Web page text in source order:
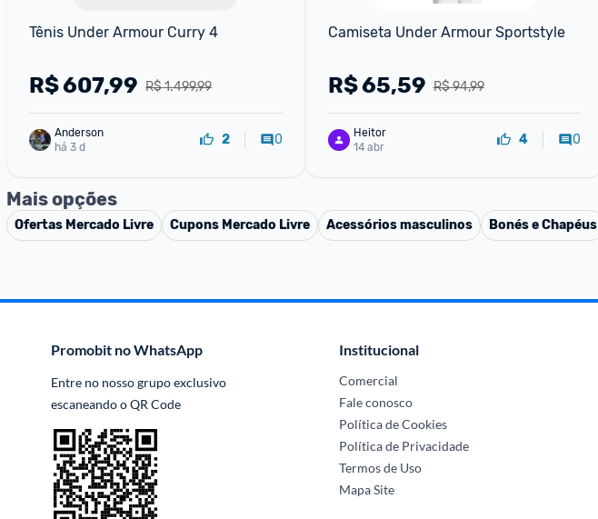
Tênis Under Armour Curry 4
R$ 1.499,99
R$607,99
Anderson
há 3 d
2 0
Camiseta Under Armour Sportstyle
R$ 94,99
R$65,59
Heitor
14 abr
4 0
Mais opções
Ofertas Mercado Livre Cupons Mercado Livre Acessórios masculinos Bonés e Chapéus
Promobit no WhatsApp
Entre no nosso grupo exclusivo
escaneando o QR Code
Institucional
Comercial
Fale conosco
Política de Cookies
Política de Privacidade
Termos de Uso
Mapa Site